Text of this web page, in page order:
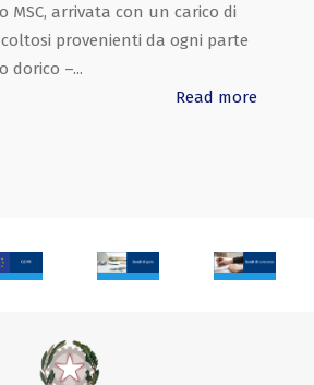
MSC, arrivata con un carico di
provenienti da ogni parte
dorico –...
Read more